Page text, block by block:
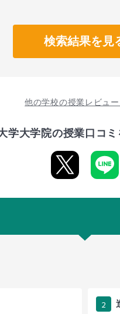
検索結果を見
他の学校の授業レビュ
学大学院の授業口コ
2